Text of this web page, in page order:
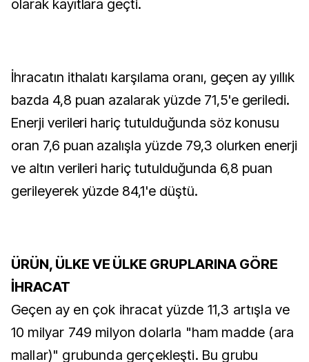
olarak kayıtlara geçti.
İhracatın ithalatı karşılama oranı, geçen ay yıllık
bazda 4,8 puan azalarak yüzde 71,5'e geriledi.
Enerji verileri hariç tutulduğunda söz konusu
oran 7,6 puan azalışla yüzde 79,3 olurken enerji
ve altın verileri hariç tutulduğunda 6,8 puan
gerileyerek yüzde 84,1'e düştü.
ÜRÜN, ÜLKE VE ÜLKE GRUPLARINA GÖRE
İHRACAT
Geçen ay en çok ihracat yüzde 11,3 artışla ve
10 milyar 749 milyon dolarla "ham madde (ara
mallar)" grubunda gerçekleşti. Bu grubu